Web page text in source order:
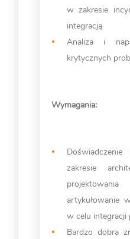
w zakresie
integracją
Analiza i
krytycznych
Wymagania:
zakresie
artykułowanie
w celu integracji
Bardzo dobra